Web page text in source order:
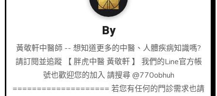
By
黃敬軒中醫師 -- 想知道更多的中醫、人體疾病知識嗎?
請訂閱並追蹤 【 胖虎中醫 黃敬軒 】 我們的Line官方帳
號也歡迎您的加入 請搜尋 @770obhuh
==================== 若您有任何的門診需求也請